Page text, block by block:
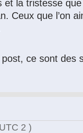
et la tristesse
Ceux que l’on
ce sont des
2 )